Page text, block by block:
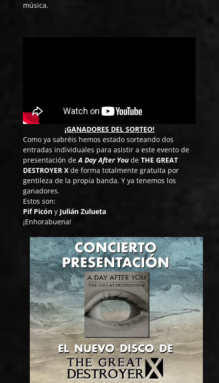
música.
¡GANADORES DEL SORTEO!
Como ya sabréis hemos estado sorteando dos
entradas individuales para asistir a este evento de
presentación deA Day After YoudeTHE GREAT
DESTROYER X de forma totalmente gratuita por
gentileza de la propia banda. Y ya tenemos los
ganadores.
Estos son:
Pif Picóny Julián Zulueta
¡Enhorabuena!